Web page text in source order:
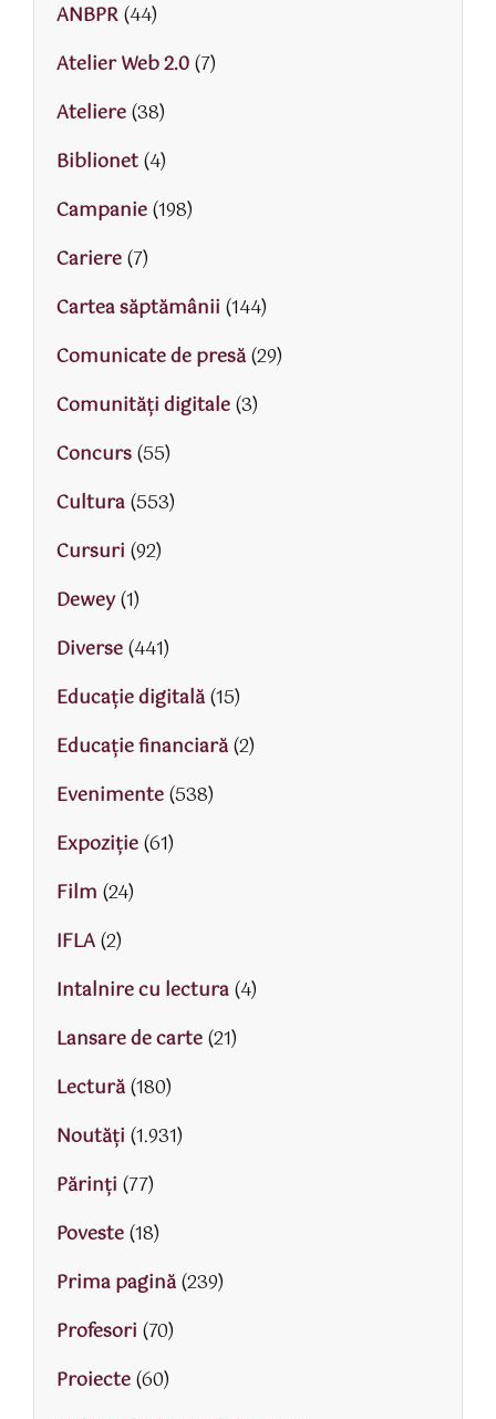
ANBPR(44)
Atelier Web 2.0(7)
Ateliere(38)
Biblionet(4)
Campanie(198)
Cariere(7)
Cartea săptămânii (144)
Comunicate de presă(29)
Comunități digitale(3)
Concurs(55)
Cultura(553)
Cursuri (92)
Dewey(1)
Diverse(441)
Educaţie digitală(15)
Educaţie financiară(2)
Evenimente(538)
Expoziție(61)
Film (24)
IFLA(2)
Intalnire cu lectura(4)
Lansare de carte(21)
Lectură(180)
Noutăți (1.931)
Părinţi (77)
Poveste(18)
Prima pagină(239)
Profesori (70)
Proiecte(60)